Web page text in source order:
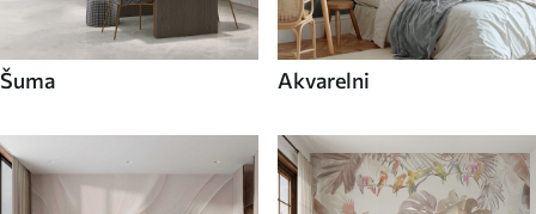
Šuma Akvarelni